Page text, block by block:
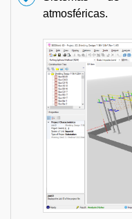
atmosféricas.